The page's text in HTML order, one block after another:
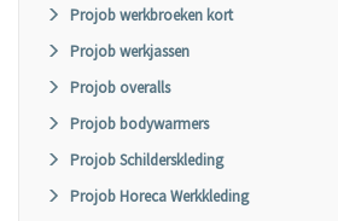
Projob werkbroeken kort
Projob werkjassen
Projob overalls
Projob bodywarmers
Projob Schilderskleding
Projob Horeca Werkkleding